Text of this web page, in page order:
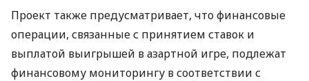
Проект также предусматривает, что финансовые
операции, связанные с принятием ставок и
выплатой выигрышей в азартной игре, подлежат
финансовому мониторингу в соответствии с